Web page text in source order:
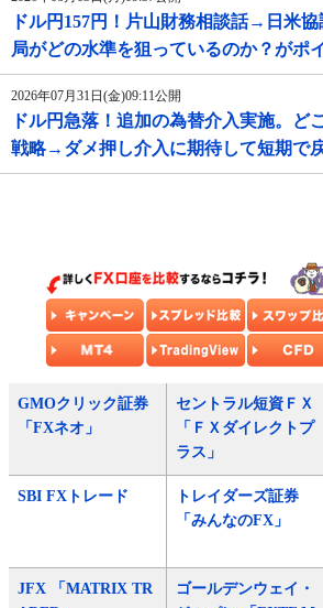
ドル円157円！片山財務相談話→日米
局がどの水準を狙っているのか？がポ
2026年07月31日(金)09:11公開
ドル円急落！追加の為替介入実施。ど
戦略→ダメ押し介入に期待して短期で戻
GMOクリック証券
「FXネオ」
セントラル短資ＦＸ
「ＦＸダイレクトプ
ラス」
SBI FXトレード
トレイダーズ証券
「みんなのFX」
JFX 「MATRIX TR
ゴールデンウェイ・